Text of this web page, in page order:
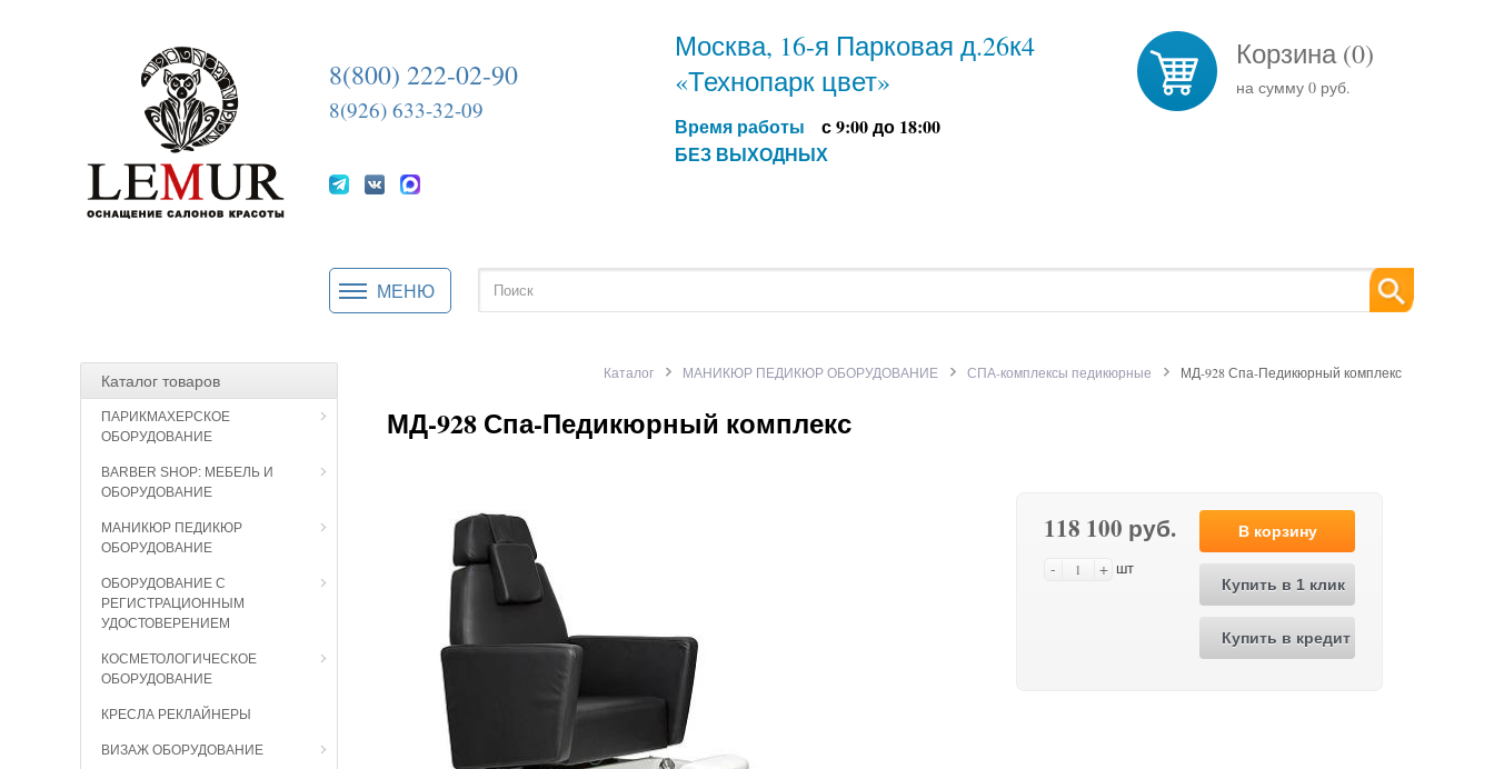
8(800) 222-02-90
8(926) 633-32-09
Москва, 16-я Парковая д.26к4
«Технопарк цвет»
Время работы
с 9:00 до 18:00
БЕЗ ВЫХОДНЫХ
Корзина (0)
на сумму 0 руб.
МЕНЮ
Каталог товаров
ПАРИКМАХЕРСКОЕ
ОБОРУДОВАНИЕ
BARBER SHOP: МЕБЕЛЬ И
ОБОРУДОВАНИЕ
МАНИКЮР ПЕДИКЮР
ОБОРУДОВАНИЕ
ОБОРУДОВАНИЕ С
РЕГИСТРАЦИОННЫМ
УДОСТОВЕРЕНИЕМ
КОСМЕТОЛОГИЧЕСКОЕ
ОБОРУДОВАНИЕ
КРЕСЛА РЕКЛАЙНЕРЫ
ВИЗАЖ ОБОРУДОВАНИЕ
Каталог МАНИКЮР ПЕДИКЮР ОБОРУДОВАНИЕ СПА-комплексы педикюрные МД-928 Спа-Педикюрный комплекс
МД-928 Спа-Педикюрный комплекс
118 100 руб.
- + шт
В корзину
Купить в 1 клик
Купить в кредит